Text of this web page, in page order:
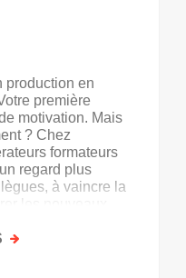
production en
première
motivation. Mais
? Chez
formateurs
regard plus
à vaincre la
les nouveaux
SUR